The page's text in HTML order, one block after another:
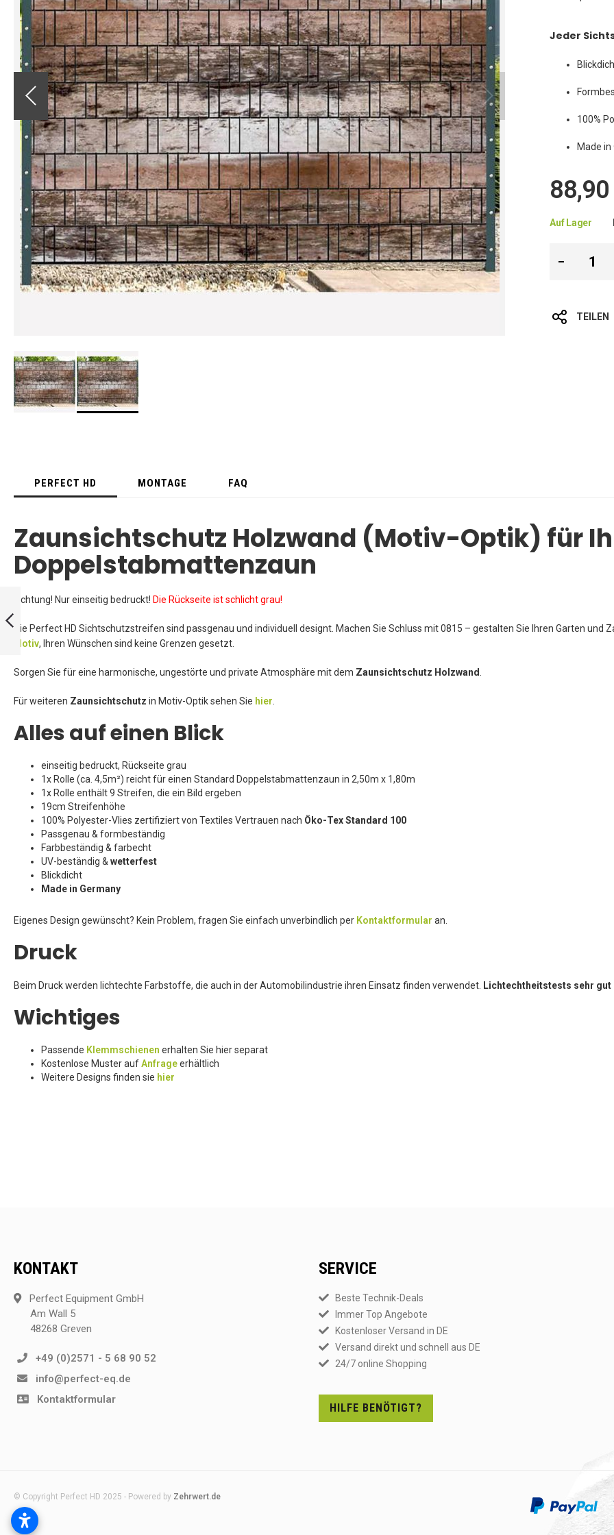
LORBEER -
ZURÜCK
Jeder
100%
Made
Auf Lager
TEILEN
PERFECT HD
Zaunsichtschutz Holzwand (Motiv-Optik) für
Doppelstabmattenzaun
Achtung! Nur einseitig bedruckt! Die Rückseite ist schlicht grau!
Die Perfect HD Sichtschutzstreifen sind passgenau und individuell designt. Machen Sie Schluss mit 0815 – gestalten Sie Ihren Garten und
Motiv, Ihren Wünschen sind keine Grenzen gesetzt.
Sorgen Sie für eine harmonische, ungestörte und private Atmosphäre mit dem Zaunsichtschutz Holzwand
Für weiteren Zaunsichtschutz in Motiv-Optik sehen Sie hier
Alles auf einen Blick
einseitig bedruckt, Rückseite grau
1x Rolle (ca. 4,5m²) reicht für einen Standard Doppelstabmattenzaun in 2,50m x 1,80m
1x Rolle enthält 9 Streifen, die ein Bild ergeben
19cm Streifenhöhe
100% Polyester-Vlies zertifiziert von Textiles Vertrauen nach Öko-Tex Standard 100
Passgenau & formbeständig
Farbbeständig & farbecht
UV-beständig & wetterfest
Blickdicht
Made in Germany
Eigenes Design gewünscht? Kein Problem, fragen Sie einfach unverbindlich per Kontaktformular an.
Druck
Beim Druck werden lichtechte Farbstoffe, die auch in der Automobilindustrie ihren Einsatz finden verwendet. Lichtechtheitstests sehr gut
Wichtiges
Passende Klemmschienen erhalten Sie hier separat
Kostenlose Muster aufAnfrageerhältlich
Weitere Designs finden sie hier
MONTAGE FAQ
KONTAKT
Perfect Equipment GmbH
Am Wall 5
48268 Greven
+49 (0)2571 - 5 68 90 52
info@perfect-eq.de
Kontaktformular
SERVICE
Beste Technik-Deals
Immer Top Angebote
Kostenloser Versand in DE
Versand direkt und schnell aus DE
24/7 online Shopping
HILFE BENÖTIGT?
© Copyright Perfect HD 2025 - Powered by Zehrwert.de